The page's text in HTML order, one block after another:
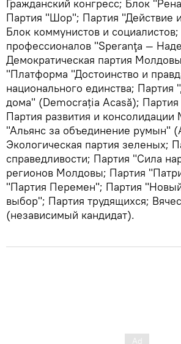
Гражданский конгресс; Блок
Партия "Шор"; Партия "Действие
Блок коммунистов и
профессионалов "Speranţa —
Демократическая партия
"Платформа "Достоинство и
национального единства; Партия
дома" (Democrația Acasă);
Партия развития и
"Альянс за объединение румын"
Экологическая партия зеленых;
справедливости; Партия "Сила
регионов Молдовы; Партия
"Партия Перемен"; Партия
выбор"; Партия трудящихся;
(независимый кандидат).